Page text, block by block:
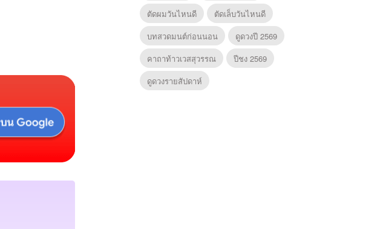
ตัดผมวันไหนดี
ตัดเล็บวันไหนดี
บทสวดมนต์ก่อนนอน
ดูดวงปี 2569
คาถาท้าวเวสสุวรรณ
ปีชง 2569
ดูดวงรายสัปดาห์